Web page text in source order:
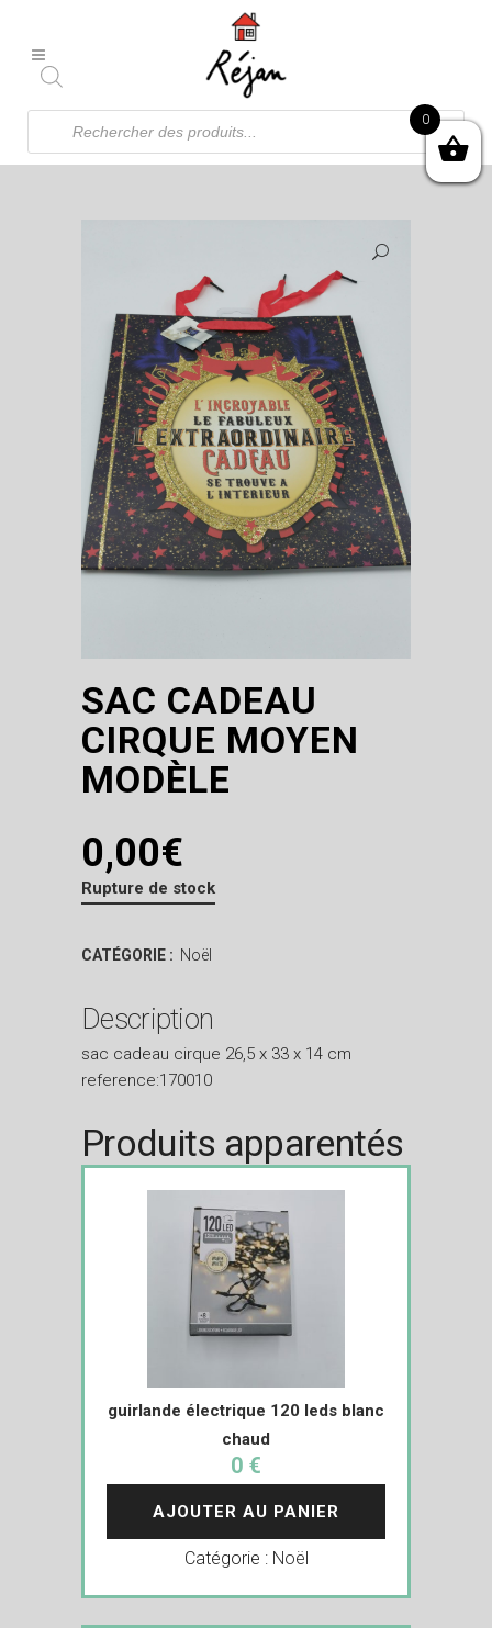
Recherche
produits
SAC CADEAU
CIRQUE MOYEN
MODÈLE
0,00€
Rupture de stock
CATÉGORIE : Noël
Description
sac cadeau cirque 26,5 x 33 x 14 cm
reference:170010
Produits apparentés
guirlande électrique 120 leds blanc
chaud
0 €
AJOUTER AU PANIER
Catégorie : Noël
0